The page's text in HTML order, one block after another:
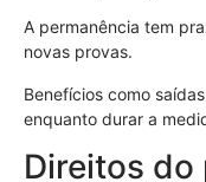
A permanência tem
novas provas.
Benefícios como
enquanto durar a
Direitos do